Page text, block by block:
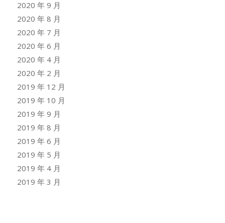
2020 年 9 月
2020 年 8 月
2020 年 7 月
2020 年 6 月
2020 年 4 月
2020 年 2 月
2019 年 12 月
2019 年 10 月
2019 年 9 月
2019 年 8 月
2019 年 6 月
2019 年 5 月
2019 年 4 月
2019 年 3 月